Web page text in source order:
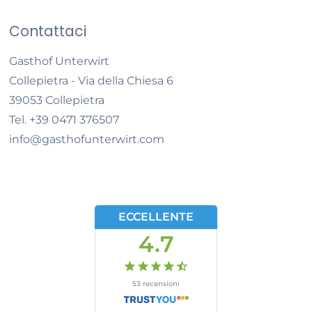
Contattaci
Gasthof Unterwirt
Collepietra - Via della Chiesa 6
39053 Collepietra
Tel. +39 0471 376507
info@gasthofunterwirt.com
ECCELLENTE
4.7
53 recensioni